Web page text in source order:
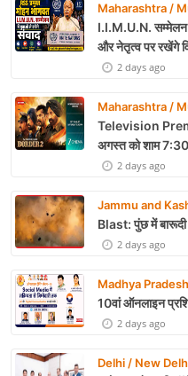
Maharashtra /
I.I.M.U.N. सम्मेलन
और नेतृत्व पर रखेंगे
2 days ago
Maharashtra /
Television
अगस्त को शाम
बॉर्डर 22 days ago
Jammu and
Blast: पुंछ में बारूदी
2 days ago
Madhya
10वां ऑनलाइन
2 days ago
Delhi / New